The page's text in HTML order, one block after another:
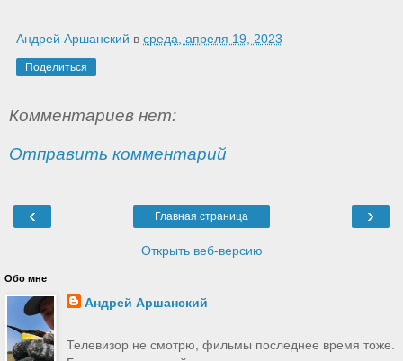
Андрей Аршанский в среда, апреля 19, 2023
Поделиться
Комментариев нет:
Отправить комментарий
‹ ›
Главная страница
Открыть веб-версию
Обо мне
Андрей Аршанский
Телевизор не смотрю, фильмы последнее время тоже.